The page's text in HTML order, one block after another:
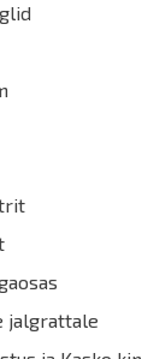
jalgrattale